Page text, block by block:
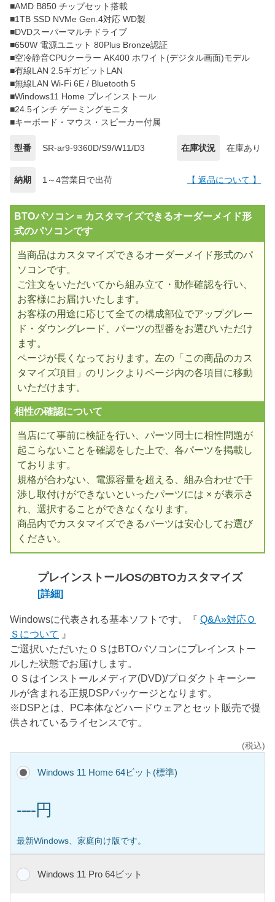
■AMD B850 チップセット搭載
■1TB SSD NVMe Gen.4対応 WD製
■DVDスーパーマルチドライブ
■650W 電源ユニット 80Plus Bronze認証
■空冷静音CPUクーラー AK400 ホワイト(デジタル画面)モデル
■有線LAN 2.5ギガビットLAN
■無線LAN Wi-Fi 6E / Bluetooth 5
■Windows11 Home プレインストール
■24.5インチ ゲーミングモニタ
■キーボード・マウス・スピーカー付属
型番 SR-ar9-9360D/S9/W11/D3 在庫状況 在庫あり
納期 1～4営業日で出荷 【 返品について 】
BTOパソコン = カスタマイズできるオーダーメイド形
式のパソコンです
当商品はカスタマイズできるオーダーメイド形式のパ
ソコンです。
ご注文をいただいてから組み立て・動作確認を行い、
お客様にお届けいたします。
お客様の用途に応じて全ての構成部位でアップグレー
ド・ダウングレード、パーツの型番をお選びいただけ
ます。
ページが長くなっております。左の「この商品のカス
タマイズ項目」のリンクよりページ内の各項目に移動
いただけます。
相性の確認について
当店にて事前に検証を行い、パーツ同士に相性問題が
起こらないことを確認をした上で、各パーツを掲載し
ております。
規格が合わない、電源容量を超える、組み合わせで干
渉し取付けができないといったパーツには × が表示さ
れ、選択することができなくなります。
商品内でカスタマイズできるパーツは安心してお選び
ください。
プレインストールOSのBTOカスタマイズ
[詳細]
Windowsに代表される基本ソフトです。『 Q&A»対応Ｏ
Ｓについて 』
ご選択いただいたＯＳはBTOパソコンにプレインストー
ルした状態でお届けします。
ＯＳはインストールメディア(DVD)/プロダクトキーシー
ルが含まれる正規DSPパッケージとなります。
※DSPとは、PC本体などハードウェアとセット販売で提
供されているライセンスです。
(税込)
Windows 11 Home 64ビット(標準)
----円
最新Windows、家庭向け版です。
Windows 11 Pro 64ビット